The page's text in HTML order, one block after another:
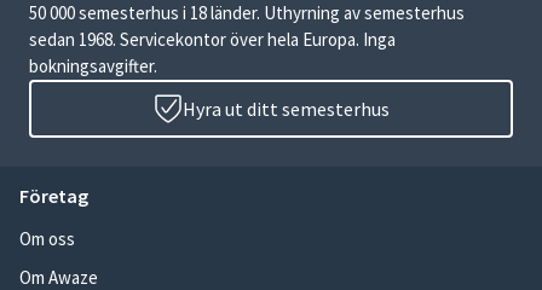
50 000 semesterhus i 18 länder. Uthyrning av semesterhus
sedan 1968. Servicekontor över hela Europa. Inga
bokningsavgifter.
Hyra ut ditt semesterhus
Företag
Om oss
Om Awaze